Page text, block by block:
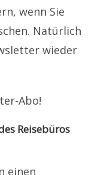
wenn Sie
Natürlich
wieder
Abo!
Reisebüros
einen